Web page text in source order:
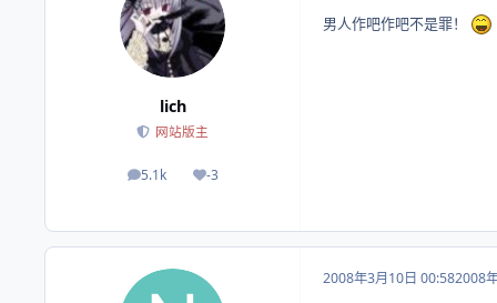
lich
网站版主
5.1k
帖子 -3
荣誉积分
男人作吧作吧不是罪！
2008年3月10日 00:582008